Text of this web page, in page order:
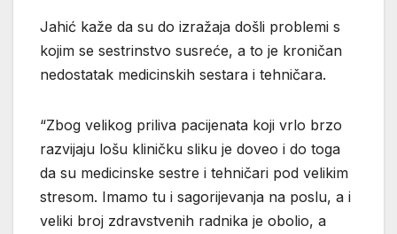
Jahić kaže da su do izražaja došli problemi s
kojim se sestrinstvo susreće, a to je kroničan
nedostatak medicinskih sestara i tehničara.
“Zbog velikog priliva pacijenata koji vrlo brzo
razvijaju lošu kliničku sliku je doveo i do toga
da su medicinske sestre i tehničari pod velikim
stresom. Imamo tu i sagorijevanja na poslu, a i
veliki broj zdravstvenih radnika je obolio, a